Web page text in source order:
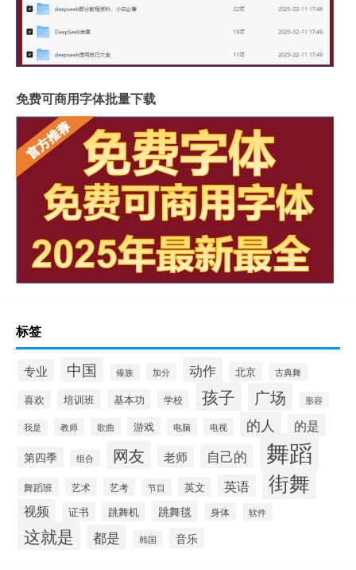
免费可商用字体批量下载
标签
专业 中国 傣族 加分 动作 北京 古典舞
喜欢 培训班 基本功 学校 孩子 广场 形容
我是 教师 歌曲 游戏 电脑 电视 的人 的是
第四季 组合 网友 老师 自己的 舞蹈
舞蹈班 艺术 艺考 节目 英文 英语 街舞
视频 证书 跳舞机 跳舞毯 身体 软件
这就是 都是 韩国 音乐